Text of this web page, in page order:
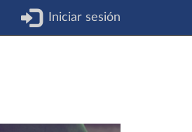
Iniciar sesión